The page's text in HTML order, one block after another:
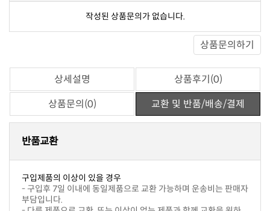
작성된 상품문의가 없습니다.
상품문의하기
상세설명
상품후기(0)
상품문의(0)
교환 및 반품/배송/결제
반품교환
구입제품의 이상이 있을 경우
부담입니다.